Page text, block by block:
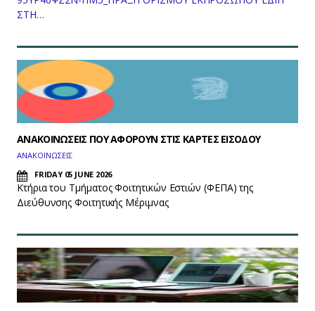
ΣΤΗ…
ΑΝΑΚΟΙΝΩΣΕΙΣ ΠΟΥ ΑΦΟΡΟΥΝ ΣΤΙΣ ΚΑΡΤΕΣ ΕΙΣΟΔΟΥ
ΑΝΑΚΟΙΝΩΣΕΙΣ
FRIDAY 05 JUNE 2026
Κτήρια του Τμήματος Φοιτητικών Εστιών (ΦΕΠΑ) της
Διεύθυνσης Φοιτητικής Μέριμνας